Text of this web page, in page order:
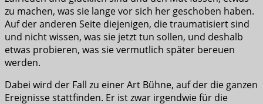
zu machen, was sie lange vor sich her geschoben haben.
Auf der anderen Seite diejenigen, die traumatisiert sind
und nicht wissen, was sie jetzt tun sollen, und deshalb
etwas probieren, was sie vermutlich später bereuen
werden.
Dabei wird der Fall zu einer Art Bühne, auf der die ganzen
Ereignisse stattfinden. Er ist zwar irgendwie für die